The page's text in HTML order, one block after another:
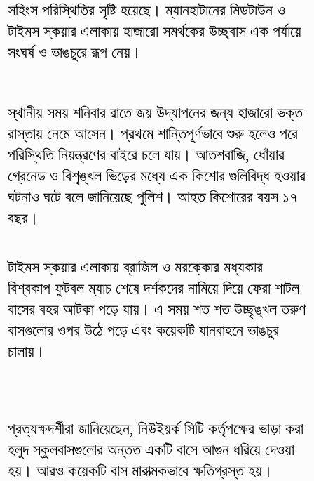
সহিংস পরিস্থিতির সৃষ্টি হয়েছে। ম্যানহাটানের মিডটাউন ও
টাইমস স্কয়ার এলাকায় হাজারো সমর্থকের উচ্ছ্বাস এক পর্যায়ে
সংঘর্ষ ও ভাঙচুরে রূপ নেয়।
স্থানীয় সময় শনিবার রাতে জয় উদ্‌যাপনের জন্য হাজারো ভক্ত
রাস্তায় নেমে আসেন। প্রথমে শান্তিপূর্ণভাবে শুরু হলেও পরে
পরিস্থিতি নিয়ন্ত্রণের বাইরে চলে যায়। আতশবাজি, ধোঁয়ার
গ্রেনেড ও বিশৃঙ্খল ভিড়ের মধ্যে এক কিশোর গুলিবিদ্ধ হওয়ার
ঘটনাও ঘটে বলে জানিয়েছে পুলিশ। আহত কিশোরের বয়স ১৭
বছর।
টাইমস স্কয়ার এলাকায় ব্রাজিল ও মরক্কোর মধ্যকার
বিশ্বকাপ ফুটবল ম্যাচ শেষে দর্শকদের নামিয়ে দিয়ে ফেরা শাটল
বাসের বহর আটকা পড়ে যায়। এ সময় শত শত উচ্ছৃঙ্খল তরুণ
বাসগুলোর ওপর উঠে পড়ে এবং কয়েকটি যানবাহনে ভাঙচুর
চালায়।
প্রত্যক্ষদর্শীরা জানিয়েছেন, নিউইয়র্ক সিটি কর্তৃপক্ষের ভাড়া করা
হলুদ স্কুলবাসগুলোর অন্তত একটি বাসে আগুন ধরিয়ে দেওয়া
হয়। আরও কয়েকটি বাস মারাত্মকভাবে ক্ষতিগ্রস্ত হয়।